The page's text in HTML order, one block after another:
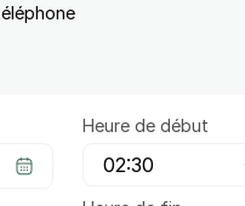
Heure de début